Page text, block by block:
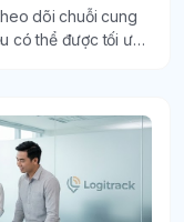
dõi chuỗi cung
có thể được tối ưu